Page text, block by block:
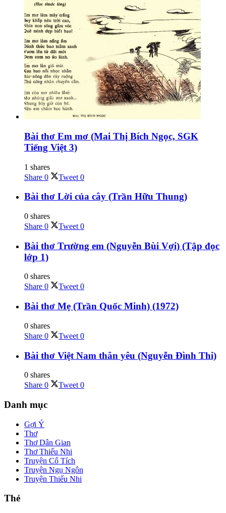
Bài thơ Em mơ (Mai Thị Bích Ngọc, SGK
Tiếng Việt 3)
1 shares
Share 0 Tweet 0
Bài thơ Lời của cây (Trần Hữu Thung)
0 shares
Share 0 Tweet 0
Bài thơ Trường em (Nguyễn Bùi Vợi) (Tập đọc
lớp 1)
0 shares
Share 0 Tweet 0
Bài thơ Mẹ (Trần Quốc Minh) (1972)
0 shares
Share 0 Tweet 0
Bài thơ Việt Nam thân yêu (Nguyễn Đình Thi)
0 shares
Share 0 Tweet 0
Danh mục
Gợi Ý
Thơ
Thơ Dân Gian
Thơ Thiếu Nhi
Truyện Cổ Tích
Truyện Ngụ Ngôn
Truyện Thiếu Nhi
Thẻ